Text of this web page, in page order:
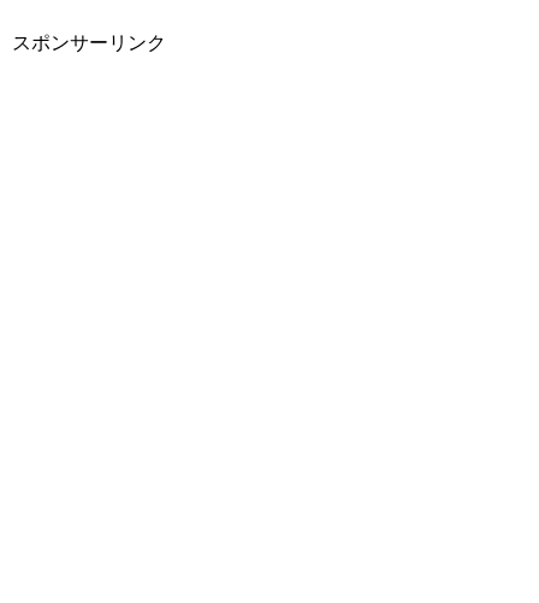
スポンサーリンク